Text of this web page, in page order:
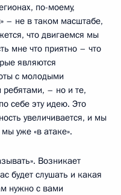
по-моему,
– не в таком масштабе,
что двигаемся мы
мне что приятно – что
являются
с молодыми
– но и те,
себе эту идею. Это
увеличивается, и мы
уже «в атаке».
Возникает
будет слушать и какая
нужно с вами